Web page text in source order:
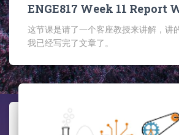
ENGE817 Week 11 Report
这节课是请了一个客座教授来讲解，讲
我已经写完了文章了。